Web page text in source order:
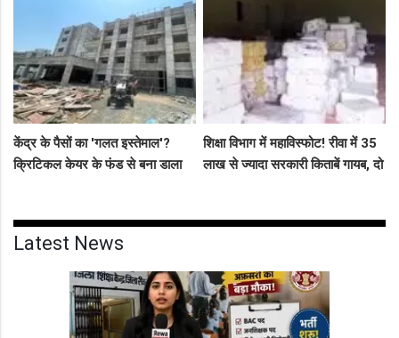
केंद्र के पैसों का 'गलत इस्तेमाल'?
क्रिटिकल केयर के फंड से बना डाला
शिक्षा विभाग में महाविस्फोट! रीवा में 35
लाख से ज्यादा सरकारी किताबें गायब, दो
Latest News